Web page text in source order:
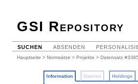
GSI Repository
SUCHEN ABSENDEN
Hauptseite > Normsätze > Projekte > Datensatz
Information Dateien Holdings